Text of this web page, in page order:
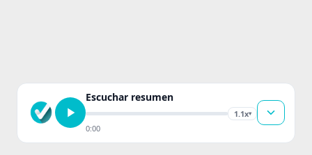
Escuchar resumen
1.1x▾
0:00